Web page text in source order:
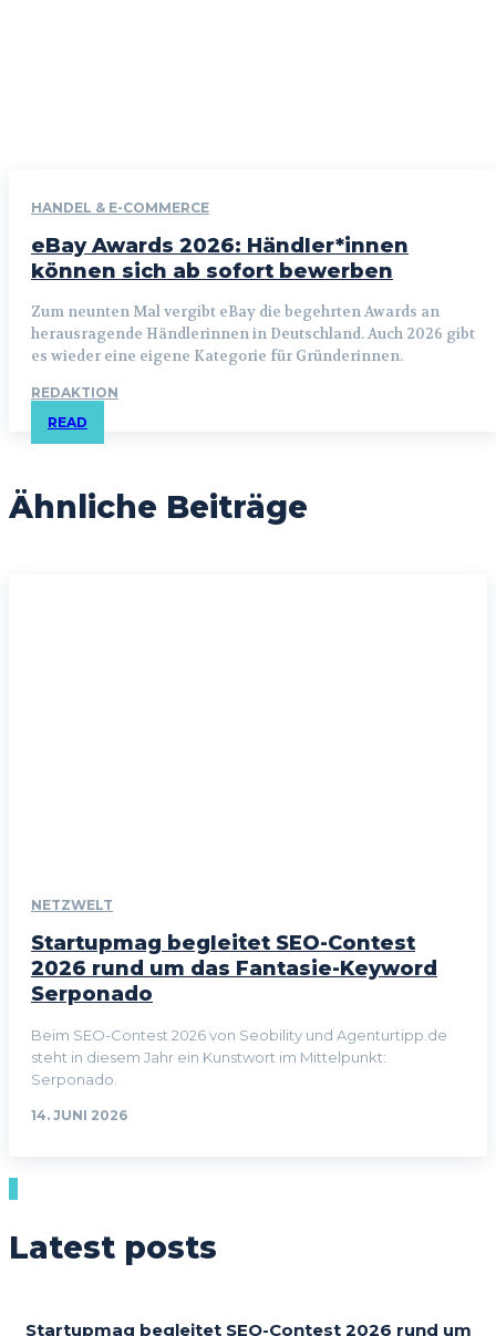
HANDEL & E-COMMERCE
eBay Awards 2026: Händler*innen
können sich ab sofort bewerben
Zum neunten Mal vergibt eBay die begehrten Awards an
herausragende Händlerinnen in Deutschland. Auch 2026 gibt
es wieder eine eigene Kategorie für Gründerinnen.
REDAKTION
READ
Ähnliche Beiträge
NETZWELT
Startupmag begleitet SEO-Contest
2026 rund um das Fantasie-Keyword
Serponado
Beim SEO-Contest 2026 von Seobility und Agenturtipp.de
steht in diesem Jahr ein Kunstwort im Mittelpunkt:
Serponado.
14. JUNI 2026
Latest posts
Startupmag begleitet SEO-Contest 2026 rund um